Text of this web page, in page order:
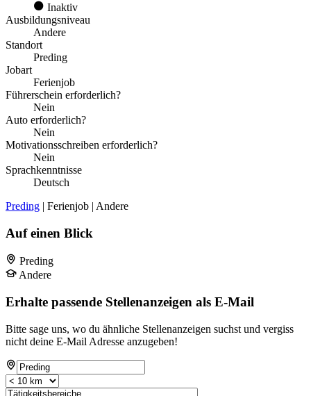
Inaktiv
Ausbildungsniveau
Andere
Standort
Preding
Jobart
Ferienjob
Führerschein erforderlich?
Nein
Auto erforderlich?
Nein
Motivationsschreiben erforderlich?
Nein
Sprachkenntnisse
Deutsch
Preding | Ferienjob | Andere
Auf einen Blick
Preding
Andere
Erhalte passende Stellenanzeigen als E-Mail
Bitte sage uns, wo du ähnliche Stellenanzeigen suchst und vergiss
nicht deine E-Mail Adresse anzugeben!